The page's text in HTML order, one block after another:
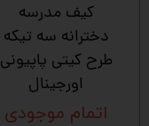
کیف مدرسه
دخترانه سه تیکه
طرح کیتی پاپیونی
اورجینال
اتمام موجودی